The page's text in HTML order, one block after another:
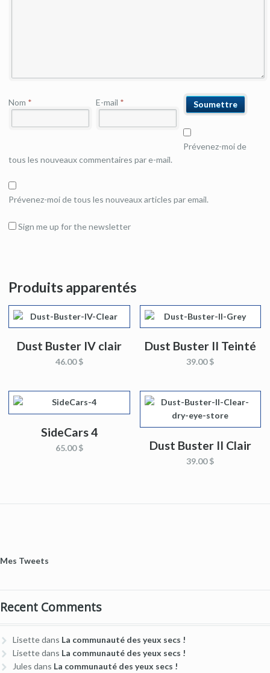
Nom * E-mail *
Prévenez-moi de
tous les nouveaux commentaires par e-mail.
Prévenez-moi de tous les nouveaux articles par email.
Sign me up for the newsletter
Produits apparentés
Dust Buster IV clair
46.00 $
Dust Buster II Teinté
39.00 $
SideCars 4
65.00 $ Dust Buster II Clair
39.00 $
Mes Tweets
Recent Comments
Lisettedans La communauté des yeux secs !
Lisettedans La communauté des yeux secs !
Jules dans La communauté des yeux secs !